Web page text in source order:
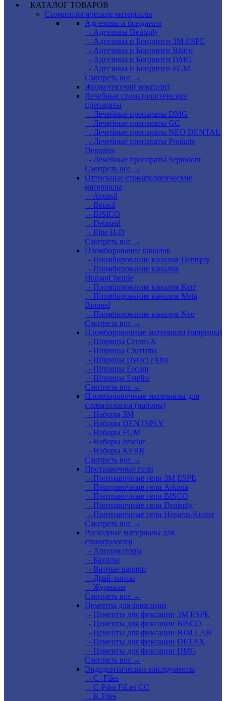
КАТАЛОГ ТОВАРОВ
Стоматологические материалы
Адгезивы и бондинги
- Адгезивы Dentsply
- Адгезивы и Бондинги 3M ESPE
- Адгезивы и Бондинги Bisico
- Адгезивы и Бондинги DMG
- Адгезивы и Бондинги FGM
Смотреть все →
Жидкотекучий композит
Лечебные стоматологические
препараты
- Лечебные препараты DMG
- Лечебные препараты GC
- Лечебные препараты NEO DENTAL
- Лечебные препараты Produits
Dentaires
- Лечебные препараты Septodont
Смотреть все →
Оттискные стоматологические
материалы
- Aquasil
- Betasil
- BISICO
- Detaseal
- Elite H-D
Смотреть все →
Пломбирование каналов
- Пломбирование каналов Dentsply
- Пломбирование каналов
HumanChemie
- Пломбирование каналов Kerr
- Пломбирование каналов Meta
Biomed
- Пломбирование каналов Neo
Смотреть все →
Пломбировочные материалы (шприцы)
- Шприцы Ceram-X
- Шприцы Charisma
- Шприцы Dyract eXtra
- Шприцы Escom
- Шприцы Estelite
Смотреть все →
Пломбировочные материалы для
стоматологии (наборы)
- Наборы 3М
- Наборы DENTSPLY
- Наборы FGM
- Наборы Ivoclar
- Наборы KERR
Смотреть все →
Протравочные гели
- Протравочные гели 3М ESPE
- Протравочные гели Arkona
- Протравочные гели BISCO
- Протравочные гели Dentsply
- Протравочные гели Heraeus-Kulzer
Смотреть все →
Расходные материалы для
стоматологии
- Аппликаторы
- Бахилы
- Ватные валики
- Драй-типсы
- Журналы
Смотреть все →
Цементы для фиксации
- Цементы для фиксации 3M ESPE
- Цементы для фиксации BISCO
- Цементы для фиксации BJM LAB
- Цементы для фиксации DETAX
- Цементы для фиксации DMG
Смотреть все →
Эндодонтические инструменты
- C+Files
- C-Pilot FiLes CC
- K.Files